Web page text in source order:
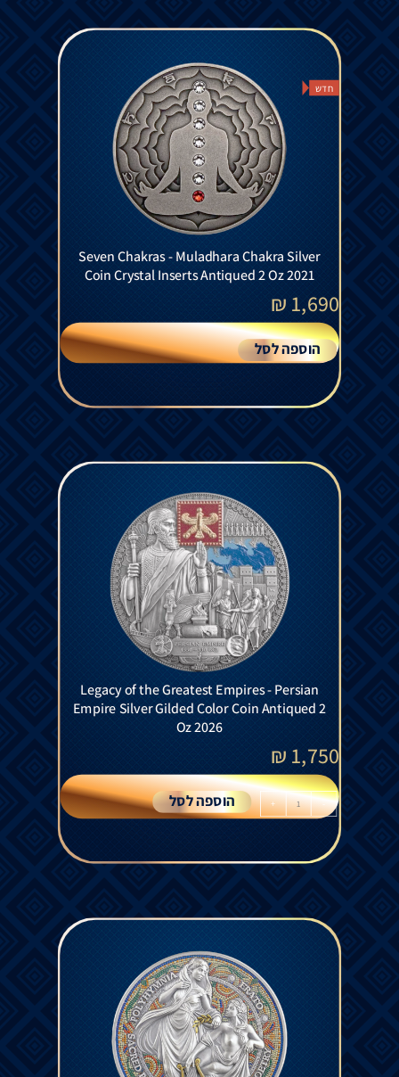
חדש
Seven Chakras - Muladhara Chakra Silver
Coin Crystal Inserts Antiqued 2 Oz 2021
1,690
₪
הוספה לסל
Legacy of the Greatest Empires - Persian
Empire Silver Gilded Color Coin Antiqued 2
Oz 2026
1,750
₪
-
+ הוספה לסל